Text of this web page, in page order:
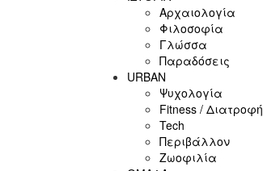
Αρχαιολογία
Φιλοσοφία
Γλώσσα
Παραδόσεις
URBAN
Ψυχολογία
Fitness / Διατροφή
Tech
Περιβάλλον
Ζωοφιλία